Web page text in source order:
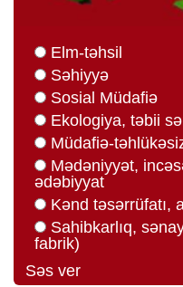
Elm-təhsil
Səhiyyə
Sosial Müdafiə
Ekologiya, təbii
Müdafiə-
Mədəniyyət,
ədəbiyyat
Kənd təsərrüfatı,
Sahibkarlıq,
fabrik)
Səs ver